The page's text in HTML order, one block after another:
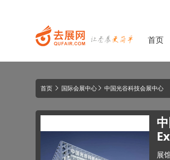
首页
首页 国际会展中心 中国光谷科技会展中心
展